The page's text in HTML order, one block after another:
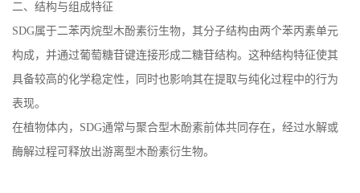
二、结构与组成特征
SDG属于二苯丙烷型木酚素衍生物，其分子结构由两个苯丙素单元
构成，并通过葡萄糖苷键连接形成二糖苷结构。这种结构特征使其
具备较高的化学稳定性，同时也影响其在提取与纯化过程中的行为
表现。
在植物体内，SDG通常与聚合型木酚素前体共同存在，经过水解或
酶解过程可释放出游离型木酚素衍生物。